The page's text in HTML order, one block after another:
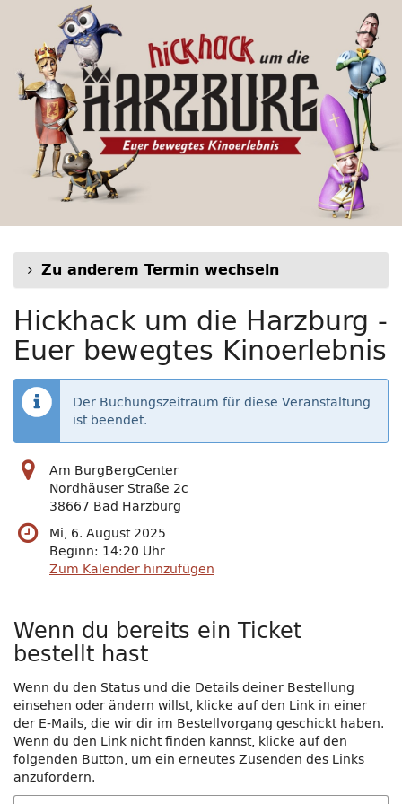
Inhalt
springen
Hickhack
um
die
Harzburg
Euer
bewegtes
Kinoerlebnis
Zu anderem Termin wechseln
Hickhack um die Harzburg -
Euer bewegtes Kinoerlebnis
Der Buchungszeitraum für diese Veranstaltung
ist beendet.
Am BurgBergCenter
Nordhäuser Straße 2c
38667 Bad Harzburg
Mi, 6. August 2025
Beginn: 14:20 Uhr
Zum Kalender hinzufügen
Wenn du bereits ein Ticket
bestellt hast
Wenn du den Status und die Details deiner Bestellung
einsehen oder ändern willst, klicke auf den Link in einer
der E-Mails, die wir dir im Bestellvorgang geschickt haben.
Wenn du den Link nicht finden kannst, klicke auf den
folgenden Button, um ein erneutes Zusenden des Links
anzufordern.